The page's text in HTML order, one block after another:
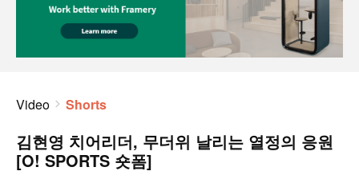
Video Shorts
김현영 치어리더, 무더위 날리는 열정의 응원
[O! SPORTS 숏폼]